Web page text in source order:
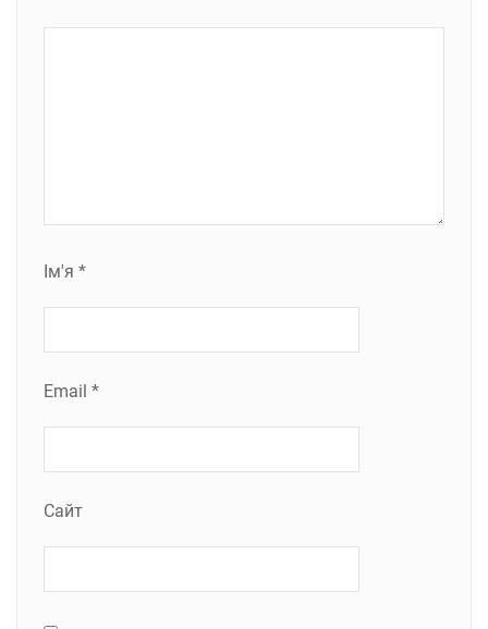
Ім'я *
Email *
Сайт